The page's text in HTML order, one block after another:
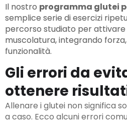
Il nostro programma glutei
semplice serie di esercizi
percorso studiato per
muscolatura, integrando
funzionalità.
Gli errori da
ottenere
Allenare i glutei non significa
a caso. Ecco alcuni errori